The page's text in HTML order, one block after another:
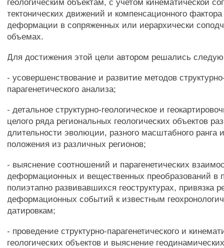
геологическим объектам, с учетом кинематической
тектонических движений и компенсационного фактора
деформации в сопряженных или иерархически
объемах.
Для достижения этой цели автором решались
- усовершенствование и развитие методов
парагенетического анализа;
- детальное структурно-геологическое и
целого ряда региональных геологических объектов
длительности эволюции, разного масштабного ранга и
положения из различных регионов;
- выяснение соотношений и парагенетических
деформационных и вещественных преобразований в
полиэтапно развивавшихся геоструктурах, привязка
деформационных событий к известным
датировкам;
- проведение структурно-парагенетического и
геологических объектов и выяснение